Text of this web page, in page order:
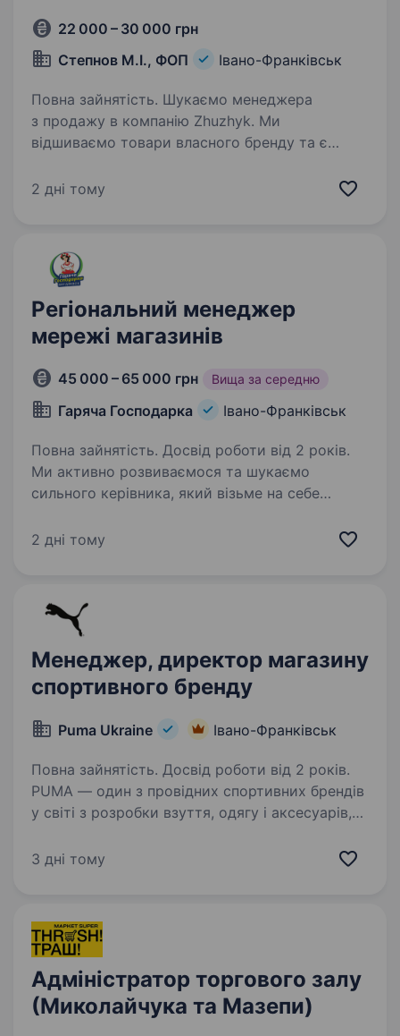
22 000 – 30 000 грн
Степнов М.І., ФОП
Івано-Франківськ
Повна зайнятість. Шукаємо менеджера
з продажу в компанію Zhuzhyk. Ми
відшиваємо товари власного бренду та є
вігвамів в Україні. Робота не дистанційна! У нас
2 дні тому
Регіональний менеджер
мережі магазинів
45 000 – 65 000 грн Вища за середню
Гаряча Господарка Івано-Франківськ
Повна зайнятість. Досвід роботи від 2 років.
Ми активно розвиваємося та шукаємо
сильного керівника, який візьме на себе
виконання планових показників та розвиток
2 дні тому
Менеджер, директор магазину
спортивного бренду
Puma Ukraine Івано-Франківськ
Повна зайнятість. Досвід роботи від 2 років.
PUMA — один з провідних спортивних брендів
у світі з розробки взуття, одягу і аксесуарів,
в моді. PUMA Ukraine вже декілька років
3 дні тому
Адміністратор торгового залу
(Миколайчука та Мазепи)